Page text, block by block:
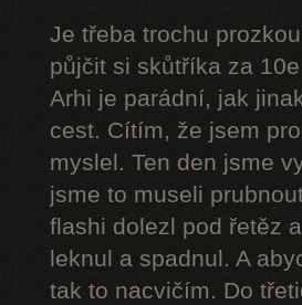
Je třeba trochu
půjčit si skůtříka za
Arhi je parádní, jak
cest. Cítím, že jsem
myslel. Ten den jsme
jsme to museli
flashi dolezl pod řetěz
leknul a spadnul. A
tak to nacvičím. Do